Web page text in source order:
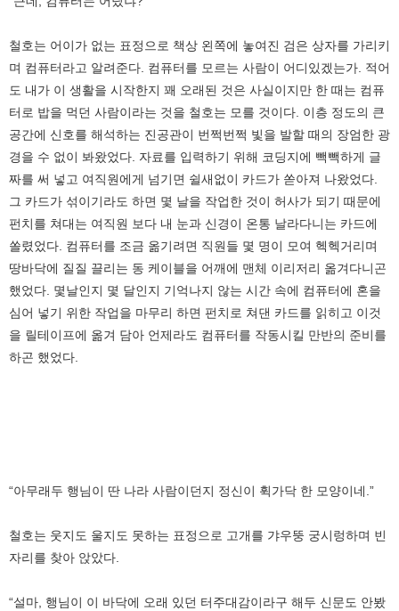
철호는 어이가 없는 표정으로 책상 왼쪽에 놓여진 검은 상자를 가리키
며 컴퓨터라고 알려준다. 컴퓨터를 모르는 사람이 어디있겠는가. 적어
도 내가 이 생활을 시작한지 꽤 오래된 것은 사실이지만 한 때는 컴퓨
터로 밥을 먹던 사람이라는 것을 철호는 모를 것이다. 이층 정도의 큰
공간에 신호를 해석하는 진공관이 번쩍번쩍 빛을 발할 때의 장엄한 광
경을 수 없이 봐왔었다. 자료를 입력하기 위해 코딩지에 빽빽하게 글
짜를 써 넣고 여직원에게 넘기면 쉴새없이 카드가 쏟아져 나왔었다.
그 카드가 섞이기라도 하면 몇 날을 작업한 것이 허사가 되기 때문에
펀치를 쳐대는 여직원 보다 내 눈과 신경이 온통 날라다니는 카드에
쏠렸었다. 컴퓨터를 조금 옮기려면 직원들 몇 명이 모여 헥헥거리며
땅바닥에 질질 끌리는 동 케이블을 어깨에 맨체 이리저리 옮겨다니곤
했었다. 몇날인지 몇 달인지 기억나지 않는 시간 속에 컴퓨터에 혼을
심어 넣기 위한 작업을 마무리 하면 펀치로 쳐댄 카드를 읽히고 이것
을 릴테이프에 옮겨 담아 언제라도 컴퓨터를 작동시킬 만반의 준비를
하곤 했었다.
“아무래두 행님이 딴 나라 사람이던지 정신이 휙가닥 한 모양이네.”
철호는 웃지도 울지도 못하는 표정으로 고개를 갸우뚱 궁시렁하며 빈
자리를 찾아 앉았다.
“설마, 행님이 이 바닥에 오래 있던 터주대감이라구 해두 신문도 안봤